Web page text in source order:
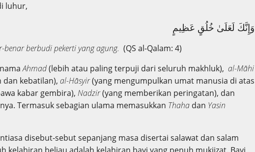
luhur,
وَإِنَّكَ لَعَلَىٰ خُلُقٍ عَظِيمٍ
benar berbudi pekerti yang agung. (QS al-Qalam: 4)
Ahmad(lebih atau paling terpuji dari seluruh makhluk), al-Māhi
dan kebatilan), al-Hāsyir(yang mengumpulkan umat manusia di atas
kabar gembira), Nadzir(yang memberikan peringatan), dan
Termasuk sebagian ulama memasukkan Thaha dan Yasin
disebut-sebut sepanjang masa disertai salawat dan salam